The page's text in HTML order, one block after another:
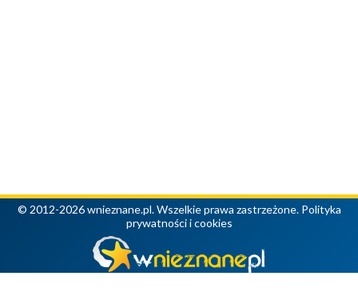
© 2012-2026 wnieznane.pl. Wszelkie prawa zastrzeżone. Polityka
prywatności i cookies